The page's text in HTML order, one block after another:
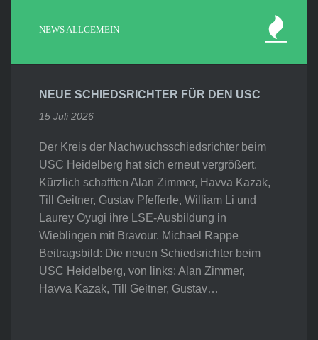
NEWS ALLGEMEIN
NEUE SCHIEDSRICHTER FÜR DEN USC
15 Juli 2026
Der Kreis der Nachwuchsschiedsrichter beim
USC Heidelberg hat sich erneut vergrößert.
Kürzlich schafften Alan Zimmer, Havva Kazak,
Till Geitner, Gustav Pfefferle, William Li und
Laurey Oyugi ihre LSE-Ausbildung in
Wieblingen mit Bravour. Michael Rappe
Beitragsbild: Die neuen Schiedsrichter beim
USC Heidelberg, von links: Alan Zimmer,
Havva Kazak, Till Geitner, Gustav…